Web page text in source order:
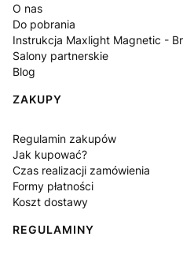
O nas
Do pobrania
Instrukcja Maxlight Magnetic -
Salony partnerskie
Blog
ZAKUPY
Regulamin zakupów
Jak kupować?
Czas realizacji zamówienia
Formy płatności
Koszt dostawy
REGULAMINY